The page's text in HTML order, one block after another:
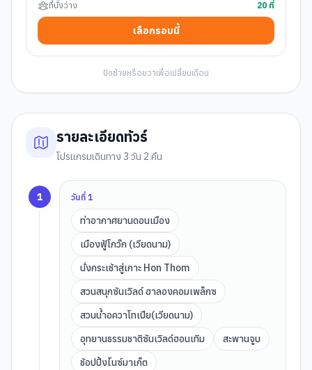
ที่นั่งว่าง 20 ที่
เลือกรอบนี้
ปัดซ้ายหรือขวาเพื่อเปลี่ยนเดือน
รายละเอียดทัวร์
โปรแกรมเดินทาง 3 วัน 2 คืน
1 วันที่1
ท่าอากาศยานดอนเมือง
เมืองฟู้โกว๊ก (เวียดนาม)
นั่งกระเช้าสู่เกาะ Hon Thom
สวนสนุกซันเวิลด์ ฮาลองคอมเพล็กซ
สวนน้ำอควาโทเปีย(เวียดนาม)
อุทยานธรรมชาติซันเวิลด์ฮอนเทิม
สะพานจูบ
ช้อปปิ้งไนซ์มาเก็ต